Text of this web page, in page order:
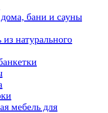
бани и сауны
натурального
мебель для